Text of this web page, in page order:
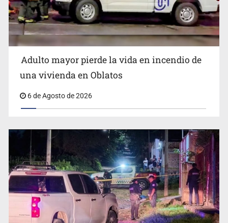
Capturan en Zapopan a defraudador de paquetes
Adulto mayor pierde la vida en incendio de
una vivienda en Oblatos
6 de Agosto de 2026